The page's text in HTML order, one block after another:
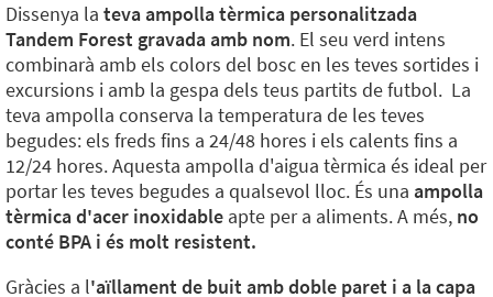
Dissenya la teva ampolla tèrmica personalitzada
Tandem Forest gravada amb nom. El seu verd intens
combinarà amb els colors del bosc en les teves sortides i
excursions i amb la gespa dels teus partits de futbol. La
teva ampolla conserva la temperatura de les teves
begudes: els freds fins a 24/48 hores i els calents fins a
12/24 hores. Aquesta ampolla d'aigua tèrmica és ideal per
portar les teves begudes a qualsevol lloc. És una ampolla
tèrmica d'acer inoxidable apte per a aliments. A més, no
conté BPA i és molt resistent.
Gràcies a l'aïllament de buit amb doble paret i a la capa